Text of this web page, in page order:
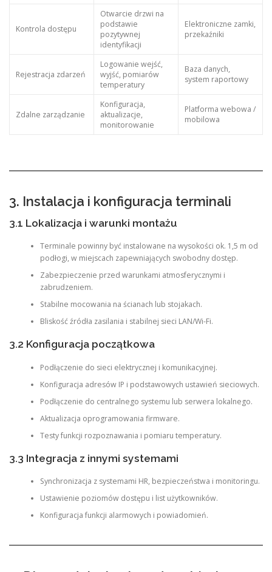
Kontrola dostępu
Otwarcie drzwi na
podstawie
pozytywnej
identyfikacji
Elektroniczne zamki,
przekaźniki
Rejestracja zdarzeń
Logowanie wejść,
wyjść, pomiarów
temperatury
Baza danych,
system raportowy
Zdalne zarządzanie
Konfiguracja,
aktualizacje,
monitorowanie
Platforma webowa /
mobilowa
3. Instalacja i konfiguracja terminali
3.1 Lokalizacja i warunki montażu
Terminale powinny być instalowane na wysokości ok. 1,5 m od
podłogi, w miejscach zapewniających swobodny dostęp.
Zabezpieczenie przed warunkami atmosferycznymi i
zabrudzeniem.
Stabilne mocowania na ścianach lub stojakach.
Bliskość źródła zasilania i stabilnej sieci LAN/Wi-Fi.
3.2 Konfiguracja początkowa
Podłączenie do sieci elektrycznej i komunikacyjnej.
Konfiguracja adresów IP i podstawowych ustawień sieciowych.
Podłączenie do centralnego systemu lub serwera lokalnego.
Aktualizacja oprogramowania firmware.
Testy funkcji rozpoznawania i pomiaru temperatury.
3.3 Integracja z innymi systemami
Synchronizacja z systemami HR, bezpieczeństwa i monitoringu.
Ustawienie poziomów dostępu i list użytkowników.
Konfiguracja funkcji alarmowych i powiadomień.